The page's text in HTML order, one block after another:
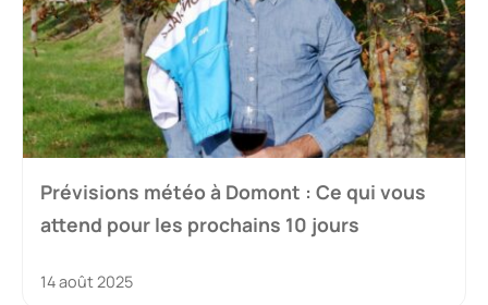
Prévisions météo à Domont : Ce qui vous
attend pour les prochains 10 jours
14 août 2025